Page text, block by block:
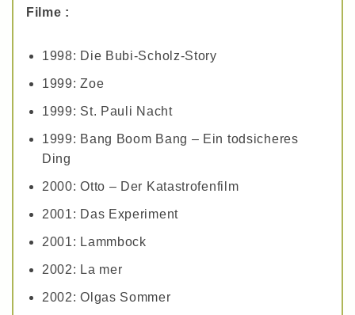
Filme :
1998: Die Bubi-Scholz-Story
1999: Zoe
1999: St. Pauli Nacht
1999: Bang Boom Bang – Ein todsicheres
Ding
2000: Otto – Der Katastrofenfilm
2001: Das Experiment
2001: Lammbock
2002: La mer
2002: Olgas Sommer